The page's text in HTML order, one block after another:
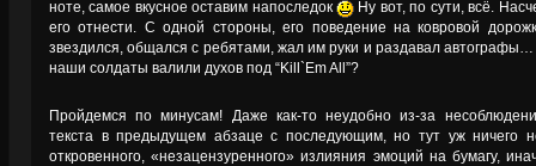
ноте, самое вкусное оставим напоследок
Ну вот, по сути, всё.
его отнести. С одной стороны, его поведение на ковровой
звездился, общался с ребятами, жал им руки и раздавал
наши солдаты валили духов под “Kill`Em All”?
Пройдемся по минусам! Даже как-то неудобно из-за
текста в предыдущем абзаце с последующим, но тут уж ничего
откровенного, «незацензуренного» излияния эмоций на бумагу,